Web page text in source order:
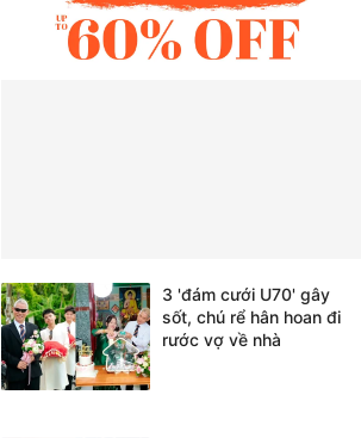
3 'đám cưới U70' gây
sốt, chú rể hân hoan đi
rước vợ về nhà